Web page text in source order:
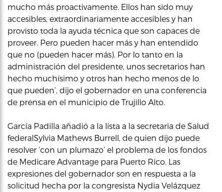
mucho más proactivamente. Ellos han sido muy
accesibles, extraordinariamente accesibles y han
provisto toda la ayuda técnica que son capaces de
proveer. Pero pueden hacer más y han entendido
que no (pueden hacer más). Por lo tanto en la
administración del presidente, unos secretarios han
hecho muchísimo y otros han hecho menos de lo
que pueden’, dijo el gobernador en una conferencia
de prensa en el municipio de Trujillo Alto.
García Padilla añadió a la lista a la secretaria de Salud
federalSylvia Mathews Burrell, de quien dijo puede
resolver ‘con un plumazo’ el problema de los fondos
de Medicare Advantage para Puerto Rico. Las
expresiones del gobernador son en respuesta a la
solicitud hecha por la congresista Nydia Velázquez